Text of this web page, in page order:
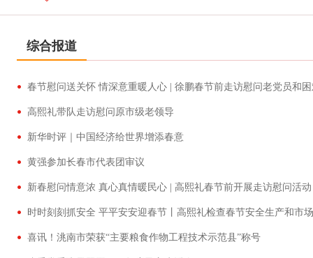
综合报道
春节慰问送关怀 情深意重暖人心 | 徐鹏春节前走访慰问老党员和
高熙礼带队走访慰问原市级老领导
新华时评｜中国经济给世界增添春意
黄强参加长春市代表团审议
新春慰问情意浓 真心真情暖民心 | 高熙礼春节前开展走访慰问活动
喜讯！洮南市荣获“主要粮食作物工程技术示范县”称号